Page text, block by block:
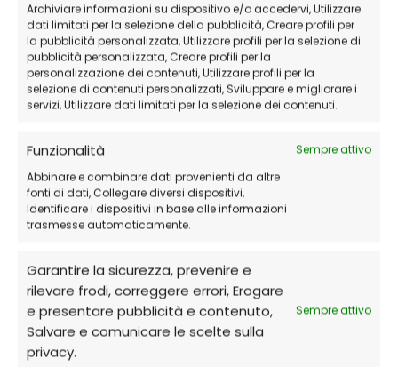
Archiviare informazioni su dispositivo e/o accedervi, Utilizzare
dati limitati per la selezione della pubblicità, Creare profili per
la pubblicità personalizzata, Utilizzare profili per la selezione di
pubblicità personalizzata, Creare profili per la
personalizzazione dei contenuti, Utilizzare profili per la
selezione di contenuti personalizzati, Sviluppare e migliorare i
servizi, Utilizzare dati limitati per la selezione dei contenuti.
Funzionalità
Sempre attivo
Abbinare e combinare dati provenienti da altre
fonti di dati, Collegare diversi dispositivi,
Identificare i dispositivi in base alle informazioni
trasmesse automaticamente.
Garantire la sicurezza, prevenire e
rilevare frodi, correggere errori, Erogare
e presentare pubblicità e contenuto,
Salvare e comunicare le scelte sulla
privacy.
Sempre attivo